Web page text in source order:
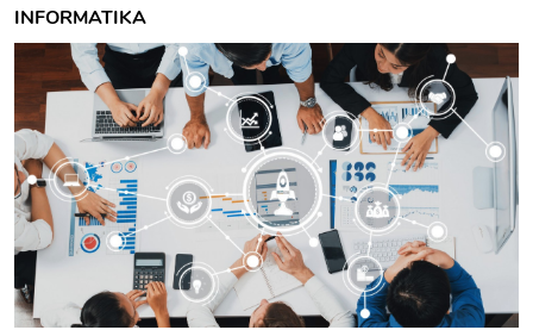
INFORMATIKA